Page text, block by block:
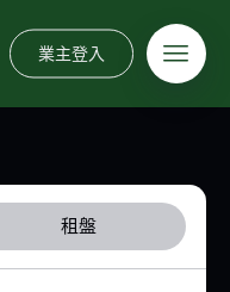
業主登入
租盤